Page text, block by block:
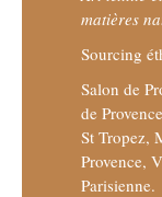
matières
Sourcing
Salon de
de
St Tropez,
Provence,
Parisienne.